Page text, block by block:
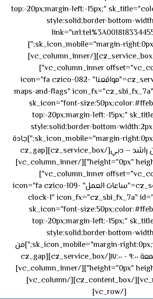
top:-20px;margin-left:-15px;"
style:solid;border-bottom-
sk_icon_mobile="margin-
[/cz_service_box][/vc_column_inner]
[vc_column_inner offset="vc_col-md-4"]
[cz_service_box title="مواقعنا" icon="fa czico-082-
maps-and-flags"
sk_icon="font-
top:-20px;margin-left:-15px;"
style:solid;border-bottom-
sk_icon_mobile="margin-right:0px;margin-left:0px;"]جادة
الشيخ محمد بن راشد – دبي[/cz_service_box][cz_gap
height="0px" height_tablet="50px"][/vc_column_inner]
[vc_column_inner offset="vc_col-md-4"]
[cz_service_box title="ساعات العمل" icon="fa czico-109-
clock-1" icon_fx="cz_sbi_fx_7a"
sk_icon="font-
top:-20px;margin-left:-15px;"
style:solid;border-bottom-
sk_icon_mobile="margin-right:0px;margin-left:0px;"]من
الاثنين إلى الجمعة ٩:٠٠ - ١٧:٠٠[/cz_service_box][cz_gap
height="0px" height_tablet="50px"][/vc_column_inner]
[/vc_row_inner][/cz_content_box][/vc_column]
[/vc_row]